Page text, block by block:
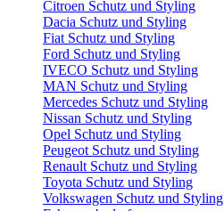
Citroen Schutz und Styling
Dacia Schutz und Styling
Fiat Schutz und Styling
Ford Schutz und Styling
IVECO Schutz und Styling
MAN Schutz und Styling
Mercedes Schutz und Styling
Nissan Schutz und Styling
Opel Schutz und Styling
Peugeot Schutz und Styling
Renault Schutz und Styling
Toyota Schutz und Styling
Volkswagen Schutz und Styling